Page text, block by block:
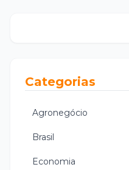
Categorias
Agronegócio
Brasil
Economia